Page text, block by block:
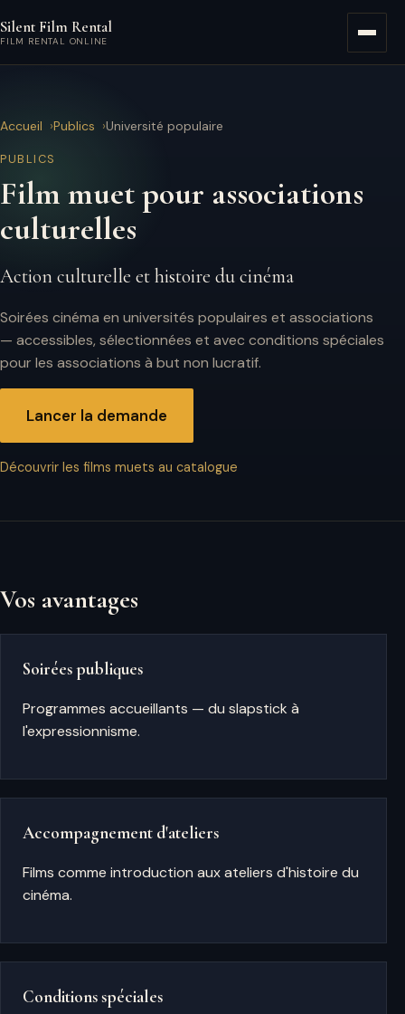
Silent Film Rental
FILM RENTAL ONLINE
Accueil Publics Université populaire
PUBLICS
Film muet pour associations
culturelles
Action culturelle et histoire du cinéma
Soirées cinéma en universités populaires et associations
— accessibles, sélectionnées et avec conditions spéciales
pour les associations à but non lucratif.
Lancer la demande
Découvrir les films muets au catalogue
Vos avantages
Soirées publiques
Programmes accueillants — du slapstick à
l'expressionnisme.
Accompagnement d'ateliers
Films comme introduction aux ateliers d'histoire du
cinéma.
Conditions spéciales